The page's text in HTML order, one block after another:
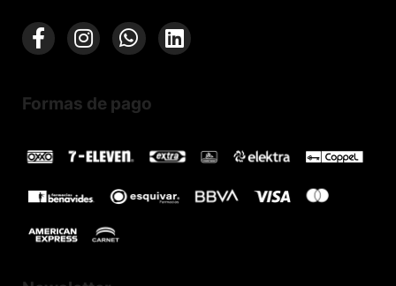
Formas de pago